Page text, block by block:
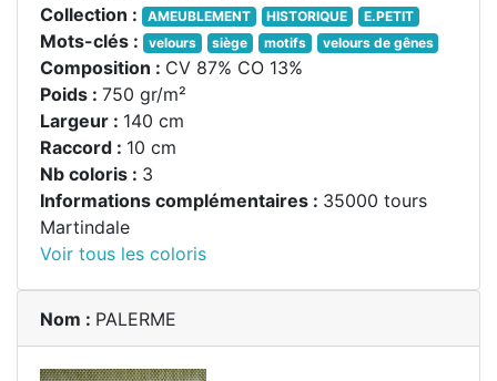
Collection : AMEUBLEMENT HISTORIQUE E.PETIT
Mots-clés : velours siège motifs velours de gênes
Composition : CV 87% CO 13%
Poids : 750 gr/m²
Largeur : 140 cm
Raccord : 10 cm
Nb coloris : 3
Informations complémentaires : 35000 tours
Martindale
Voir tous les coloris
Nom : PALERME